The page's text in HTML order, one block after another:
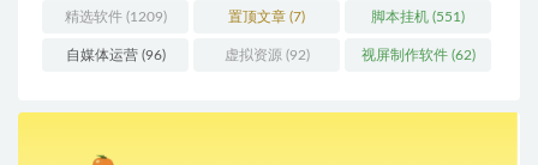
精选软件(1209) 置顶文章 (7) 脚本挂机 (551)
自媒体运营(96) 虚拟资源 (92) 视屏制作软件(62)